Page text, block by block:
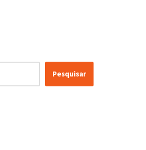
Pesquisar